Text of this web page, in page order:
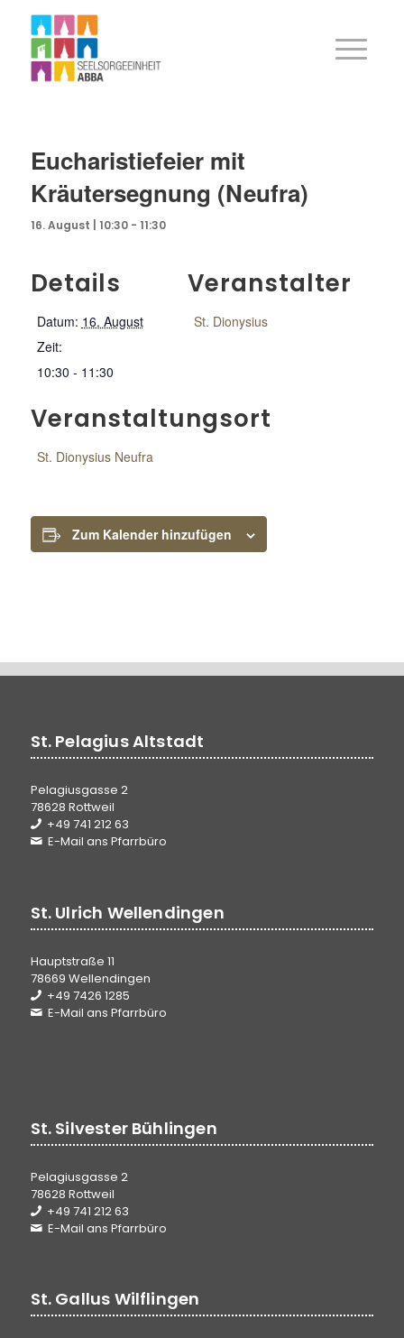
Eucharistiefeier mit
Kräutersegnung (Neufra)
16. August | 10:30- 11:30
Details
Datum: 16. August
Zeit:
10:30 - 11:30
Veranstaltungsort
St. Dionysius Neufra
Veranstalter
St. Dionysius
Zum Kalender hinzufügen
St. Pelagius Altstadt
Pelagiusgasse 2
78628 Rottweil
+49 741 212 63
E-Mail ans Pfarrbüro
St. Ulrich Wellendingen
Hauptstraße 11
78669 Wellendingen
+49 7426 1285
E-Mail ans Pfarrbüro
St. Silvester Bühlingen
Pelagiusgasse 2
78628 Rottweil
+49 741 212 63
E-Mail ans Pfarrbüro
St. Gallus Wilflingen